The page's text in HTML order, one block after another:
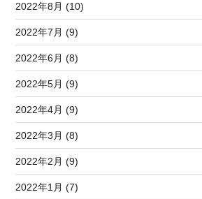
2022年8月 (10)
2022年7月 (9)
2022年6月 (8)
2022年5月 (9)
2022年4月 (9)
2022年3月 (8)
2022年2月 (9)
2022年1月 (7)